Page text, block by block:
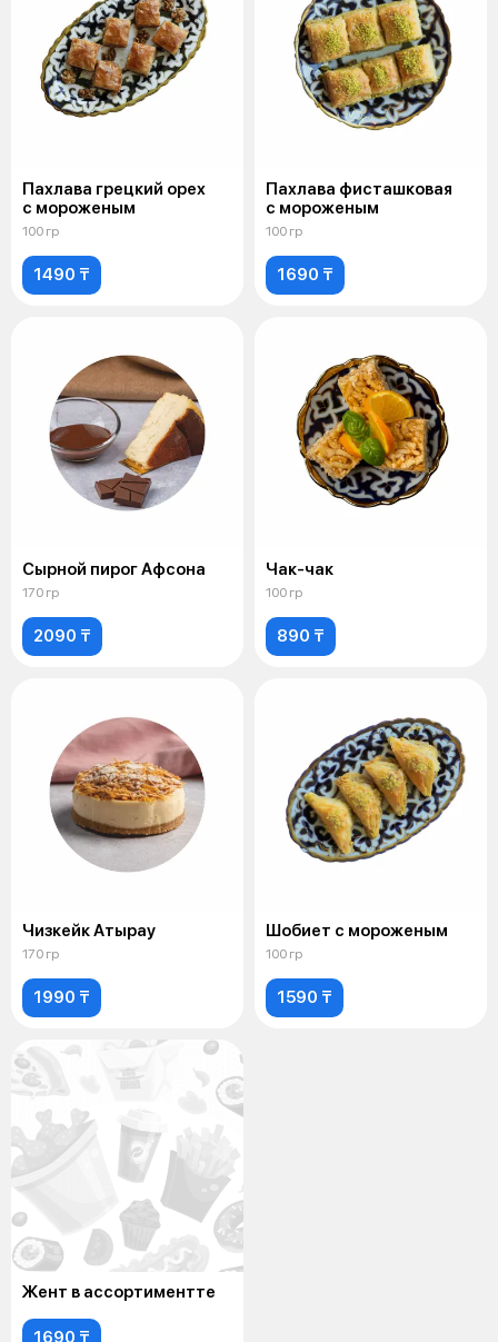
Пахлава грецкий орех
с мороженым
100 гр
1490 ₸
Пахлава фисташковая
с мороженым
100 гр
1690 ₸
Сырной пирог Афсона
170 гр
2090 ₸
Чак-чак
100 гр
890 ₸
Чизкейк Атырау
170 гр
1990 ₸
Шобиет с мороженым
100 гр
1590 ₸
Жент в ассортиментте
1690 ₸